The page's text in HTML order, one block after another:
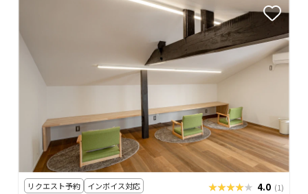
リクエスト予約 インボイス対応 ★★★★★
★★★★★ 4.0 (1)